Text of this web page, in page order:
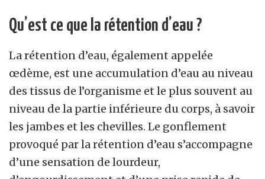
Qu’est ce que la rétention d’eau ?
La rétention d’eau, également appelée
œdème, est une accumulation d’eau au niveau
des tissus de l’organisme et le plus souvent au
niveau de la partie inférieure du corps, à savoir
les jambes et les chevilles. Le gonflement
provoqué par la rétention d’eau s’accompagne
d’une sensation de lourdeur,